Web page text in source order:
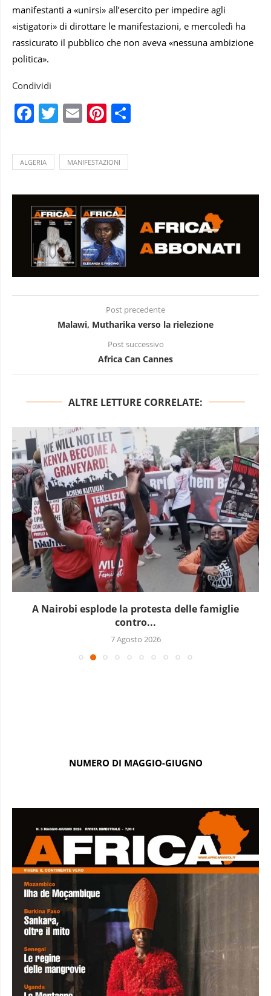
manifestanti a «unirsi» all’esercito per impedire agli
«istigatori» di dirottare le manifestazioni, e mercoledì ha
rassicurato il pubblico che non aveva «nessuna ambizione
politica».
Condividi
Facebook
Twitter
EmailPinterest
ALGERIA MANIFESTAZIONI
Post precedente
Malawi, Mutharika verso la rielezione
Post successivo
Africa Can Cannes
ALTRE LETTURE CORRELATE:
A Nairobi esplode la protesta delle famiglie
contro...
7 Agosto 2026
NUMERO DI MAGGIO-GIUGNO